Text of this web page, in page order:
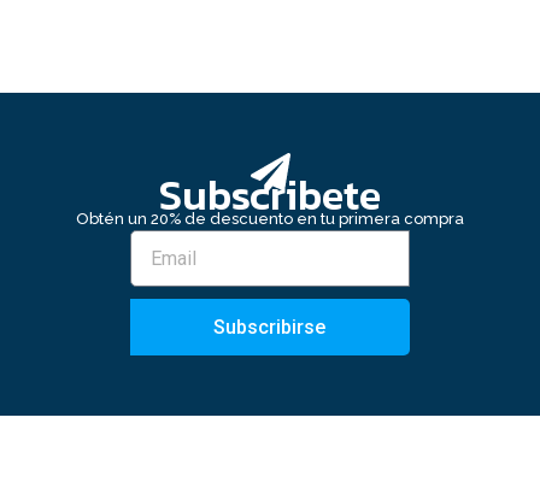
Subscribete
Obtén un 20% de descuento en tu primera compra
Subscribirse